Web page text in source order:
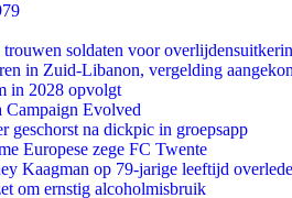
soldaten voor
in Zuid-Libanon, vergelding
in 2028 opvolgt
Campaign Evolved
geschorst na dickpic in groepsapp
Europese zege FC Twente
Kaagman op 79-jarige leeftijd
om ernstig alcoholmisbruik